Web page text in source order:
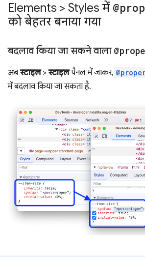
Elements > Styles में
को बेहतर बनाया गया
बदलाव किया जा सकने वाला
अबस्टाइल>स्टाइलपैनल में जाकर,
में बदलाव किया जा सकता है.